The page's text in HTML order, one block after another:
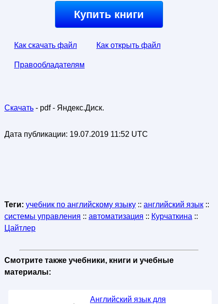
Купить книги
Как скачать файл Как открыть файл
Правообладателям
Скачать- pdf - Яндекс.Диск.
Дата публикации: 19.07.2019 11:52 UTC
Теги: учебник по английскому языку:: английский язык::
системы управления :: автоматизация :: Курчаткина ::
Цайтлер
Смотрите также учебники, книги и учебные
материалы:
Английский язык для